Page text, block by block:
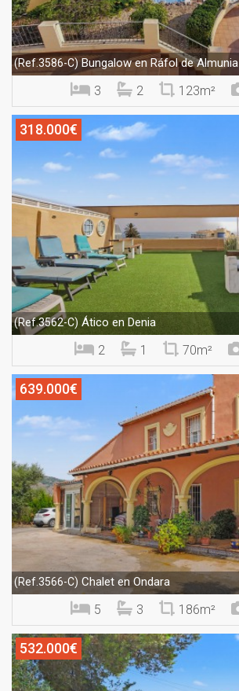
(Ref.3586-C)Bungalow en Ráfol de Almunia
3 2 123m²
318.000€
(Ref.3562-C) Ático en Denia
2 1 70m²
639.000€
(Ref.3566-C) Chalet en Ondara
5 3 186m²
532.000€